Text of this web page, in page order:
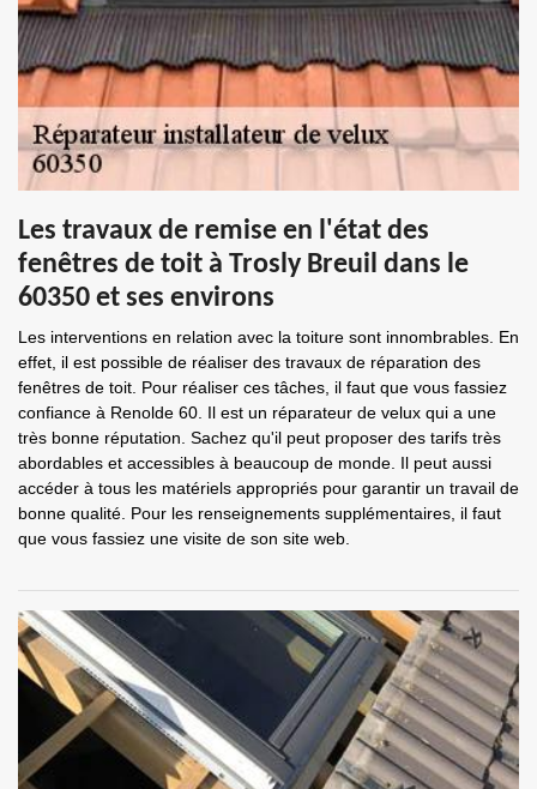
Les travaux de remise en l'état des
fenêtres de toit à Trosly Breuil dans le
60350 et ses environs
Les interventions en relation avec la toiture sont innombrables. En
effet, il est possible de réaliser des travaux de réparation des
fenêtres de toit. Pour réaliser ces tâches, il faut que vous fassiez
confiance à Renolde 60. Il est un réparateur de velux qui a une
très bonne réputation. Sachez qu'il peut proposer des tarifs très
abordables et accessibles à beaucoup de monde. Il peut aussi
accéder à tous les matériels appropriés pour garantir un travail de
bonne qualité. Pour les renseignements supplémentaires, il faut
que vous fassiez une visite de son site web.